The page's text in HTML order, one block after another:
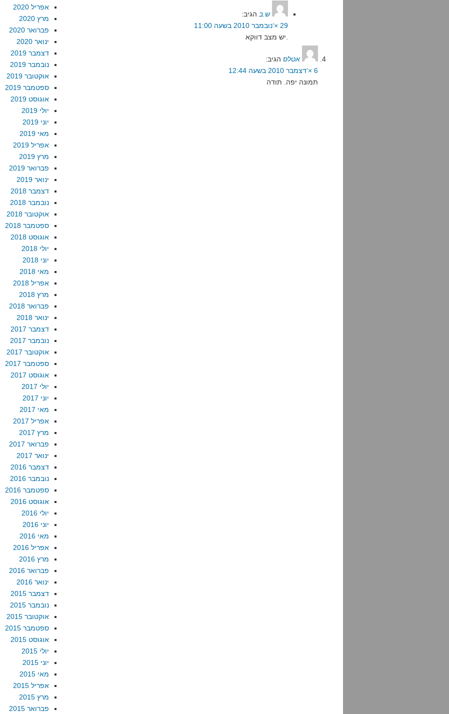
ש.ב הגיב:
29 ×‘נובמבר 2010 בשעה 11:00
אטלס הגיב:
6 ×‘דצמבר 2010 בשעה 12:44
תמונה יפה. תודה
אפריל 2020
מרץ 2020
פברואר 2020
ינואר 2020
דצמבר 2019
נובמבר 2019
אוקטובר 2019
ספטמבר 2019
אוגוסט 2019
יולי 2019
יוני 2019
מאי 2019
אפריל 2019
מרץ 2019
פברואר 2019
ינואר 2019
דצמבר 2018
נובמבר 2018
אוקטובר 2018
ספטמבר 2018
אוגוסט 2018
יולי 2018
יוני 2018
מאי 2018
אפריל 2018
מרץ 2018
פברואר 2018
ינואר 2018
דצמבר 2017
נובמבר 2017
אוקטובר 2017
ספטמבר 2017
אוגוסט 2017
יולי 2017
יוני 2017
מאי 2017
אפריל 2017
מרץ 2017
פברואר 2017
ינואר 2017
דצמבר 2016
נובמבר 2016
ספטמבר 2016
אוגוסט 2016
יולי 2016
יוני 2016
מאי 2016
אפריל 2016
מרץ 2016
פברואר 2016
ינואר 2016
דצמבר 2015
נובמבר 2015
אוקטובר 2015
ספטמבר 2015
אוגוסט 2015
יולי 2015
יוני 2015
מאי 2015
אפריל 2015
מרץ 2015
פברואר 2015